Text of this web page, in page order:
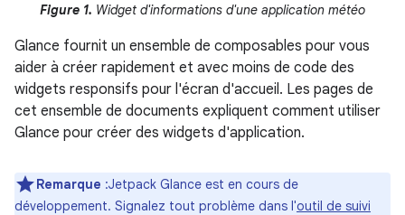
Figure 1. Widget d'informations d'une application météo
Glance fournit un ensemble de composables pour vous
aider à créer rapidement et avec moins de code des
widgets responsifs pour l'écran d'accueil. Les pages de
cet ensemble de documents expliquent comment utiliser
Glance pour créer des widgets d'application.
Remarque :Jetpack Glance est en cours de
développement. Signalez tout problème dans l'outil de suivi